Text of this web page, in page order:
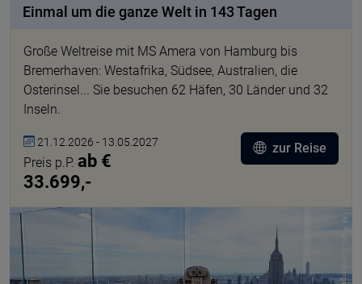
Einmal um die ganze Welt in 143 Tagen
Große Weltreise mit MS Amera von Hamburg bis
Bremerhaven: Westafrika, Südsee, Australien, die
Osterinsel... Sie besuchen 62 Häfen, 30 Länder und 32
Inseln.
21.12.2026 - 13.05.2027
Preis p.P. ab €
33.699,-
zur Reise